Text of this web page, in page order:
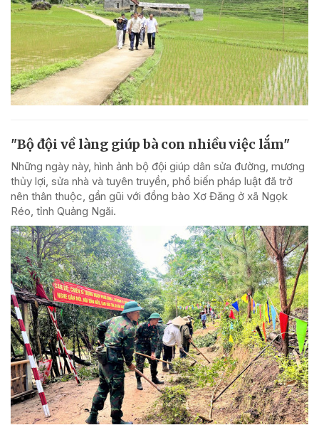
"Bộ đội về làng giúp bà con nhiều việc lắm"
Những ngày này, hình ảnh bộ đội giúp dân sửa đường, mương
thủy lợi, sửa nhà và tuyên truyền, phổ biến pháp luật đã trở
nên thân thuộc, gần gũi với đồng bào Xơ Đăng ở xã Ngọk
Réo, tỉnh Quảng Ngãi.